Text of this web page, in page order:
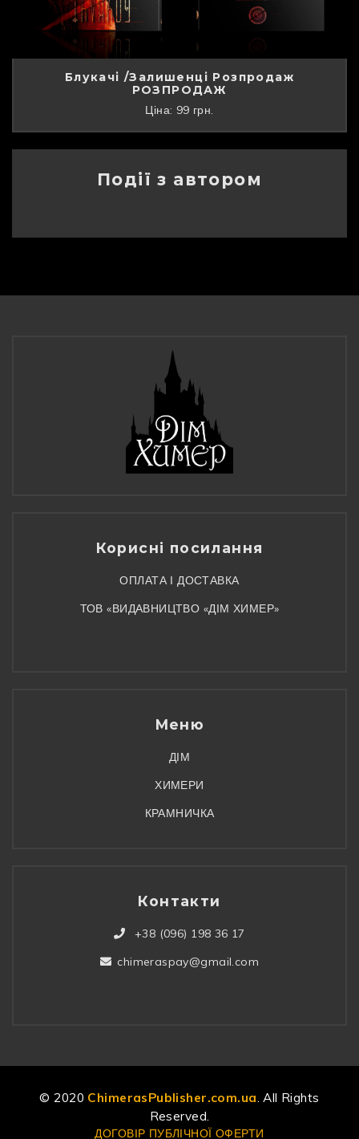
Блукачі /Залишенці Розпродаж
РОЗПРОДАЖ
Ціна: 99 грн.
Події з автором
Корисні посилання
ОПЛАТА І ДОСТАВКА
ТОВ «ВИДАВНИЦТВО «ДІМ ХИМЕР»
Меню
ДІМ
ХИМЕРИ
КРАМНИЧКА
Контакти
+38 (096) 198 36 17
chimeraspay@gmail.com
© 2020 ChimerasPublisher.com.ua. All Rights
Reserved.
ДОГОВІР ПУБЛІЧНОЇ ОФЕРТИ